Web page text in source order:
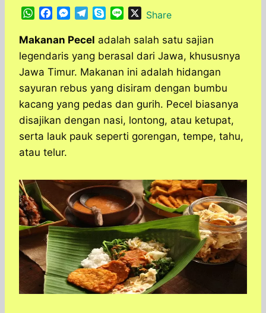
W
a
t
A
p
p
c
e
b
o
o
k
M
s
s
e
n
g
e
r
l
e
g
r
a
m
y
p
n
e
XShare
Makanan Pecel adalah salah satu sajian
legendaris yang berasal dari Jawa, khususnya
Jawa Timur. Makanan ini adalah hidangan
sayuran rebus yang disiram dengan bumbu
kacang yang pedas dan gurih. Pecel biasanya
disajikan dengan nasi, lontong, atau ketupat,
serta lauk pauk seperti gorengan, tempe, tahu,
atau telur.